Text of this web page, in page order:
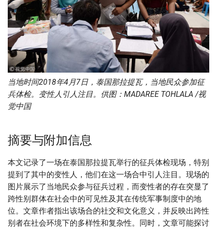
e
a
r
c
h
n
当地时间2018年4月7日，泰国那拉提瓦，当地民众参加征
兵体检。变性人引人注目。供图：MADAREE TOHLALA /视
觉中国
摘要与附加信息
本文记录了一场在泰国那拉提瓦举行的征兵体检现场，特别
提到了其中的变性人，他们在这一场合中引人注目。现场的
图片展示了当地民众参与征兵过程，而变性者的存在突显了
跨性别群体在社会中的可见性及其在传统军事制度中的地
位。文章作者指出该场合的社交和文化意义，并反映出跨性
别者在社会环境下的多样性和复杂性。同时，文章可能探讨